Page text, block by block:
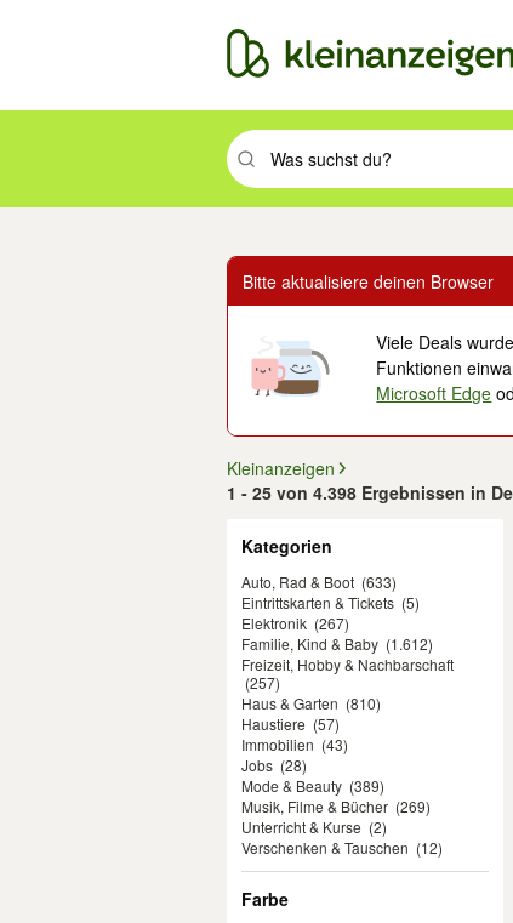
Suchbegriff eingeben. Eingabetaste
Bitte aktualisiere deinen Browser
Viele Deals
Funktionen
Microsoft Edge
Kleinanzeigen
1 - 25 von 4.398 Ergebnissen in
Kategorien
Auto, Rad & Boot (633)
Eintrittskarten & Tickets (5)
Elektronik (267)
Familie, Kind & Baby (1.612)
Freizeit, Hobby & Nachbarschaft
(257)
Haus & Garten (810)
Haustiere (57)
Immobilien (43)
Jobs (28)
Mode & Beauty (389)
Musik, Filme & Bücher (269)
Unterricht & Kurse (2)
Verschenken & Tauschen (12)
Farbe